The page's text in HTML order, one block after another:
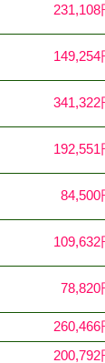
231,108
149,254
341,322
192,551
84,500
109,632
78,820
260,466
200,792